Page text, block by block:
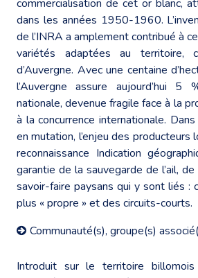
commercialisation de cet or blanc,
dans les années 1950-1960.
de l’INRA a amplement contribué à
variétés adaptées au territoire,
d’Auvergne. Avec une centaine
l’Auvergne assure aujourd’hui
nationale, devenue fragile face à la
à la concurrence internationale.
en mutation, l’enjeu des producteurs
reconnaissance Indication
garantie de la sauvegarde de l’ail,
savoir-faire paysans qui y sont liés :
plus « propre » et des circuits-courts.
Communauté(s), groupe(s)
Introduit sur le territoire